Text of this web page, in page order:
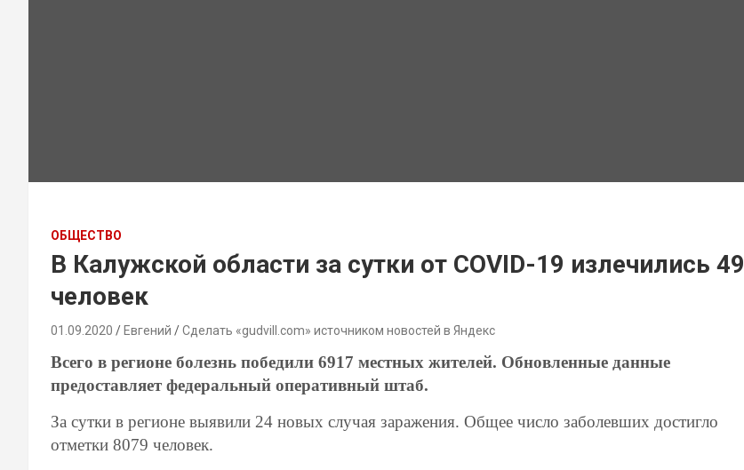
ОБЩЕСТВО
В Калужской области за сутки от COVID-19 излечились 49
человек
01.09.2020 Евгений Сделать «gudvill.com» источником новостей в Яндекс
Всего в регионе болезнь победили 6917 местных жителей. Обновленные данные
предоставляет федеральный оперативный штаб.
За сутки в регионе выявили 24 новых случая заражения. Общее число заболевших достигло
отметки 8079 человек.